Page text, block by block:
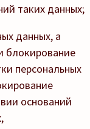
таких данных;
данных, а
блокирование
персональных
оснований